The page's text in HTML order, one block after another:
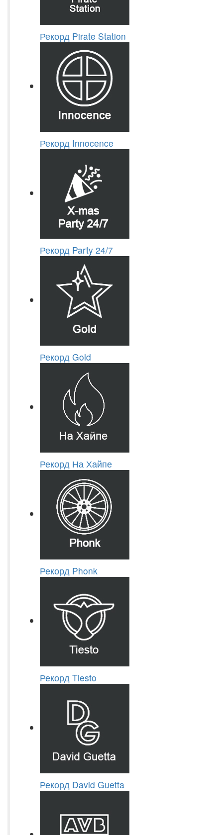
Рекорд Pirate Station
Рекорд Innocence
Рекорд Party 24/7
Рекорд Gold
Рекорд На Хайпе
Рекорд Phonk
Рекорд Tiesto
Рекорд David Guetta